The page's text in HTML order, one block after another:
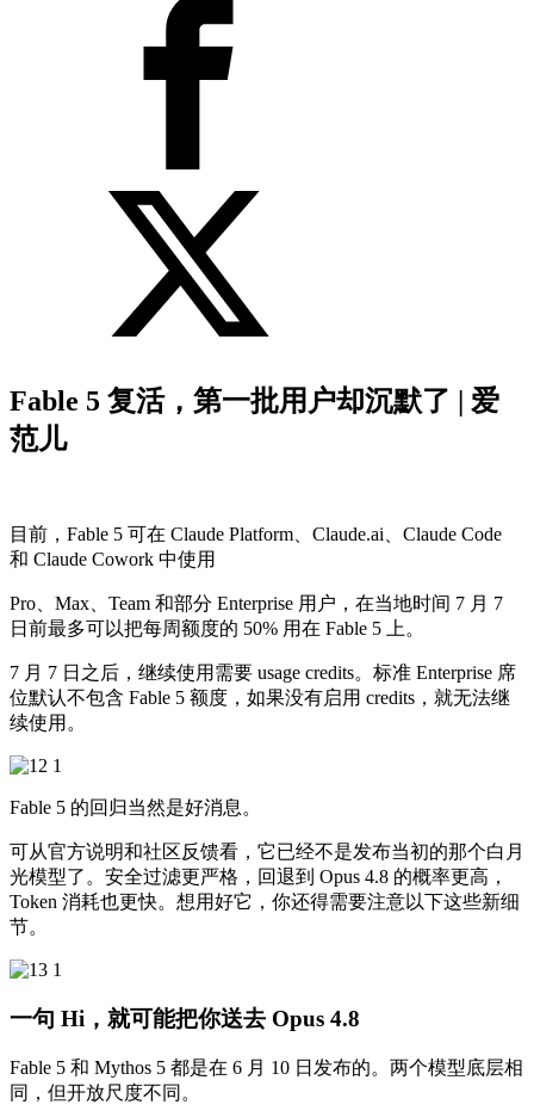
Fable 5 复活，第一批用户却沉默了 | 爱
范儿
目前，Fable 5 可在 Claude Platform、Claude.ai、Claude Code
和 Claude Cowork 中使用
Pro、Max、Team 和部分 Enterprise 用户，在当地时间 7 月 7
日前最多可以把每周额度的 50% 用在 Fable 5 上。
7 月 7 日之后，继续使用需要 usage credits。标准 Enterprise 席
位默认不包含 Fable 5 额度，如果没有启用 credits，就无法继
续使用。
Fable 5 的回归当然是好消息。
可从官方说明和社区反馈看，它已经不是发布当初的那个白月
光模型了。安全过滤更严格，回退到 Opus 4.8 的概率更高，
Token 消耗也更快。想用好它，你还得需要注意以下这些新细
节。
一句 Hi，就可能把你送去 Opus 4.8
Fable 5 和 Mythos 5 都是在 6 月 10 日发布的。两个模型底层相
同，但开放尺度不同。